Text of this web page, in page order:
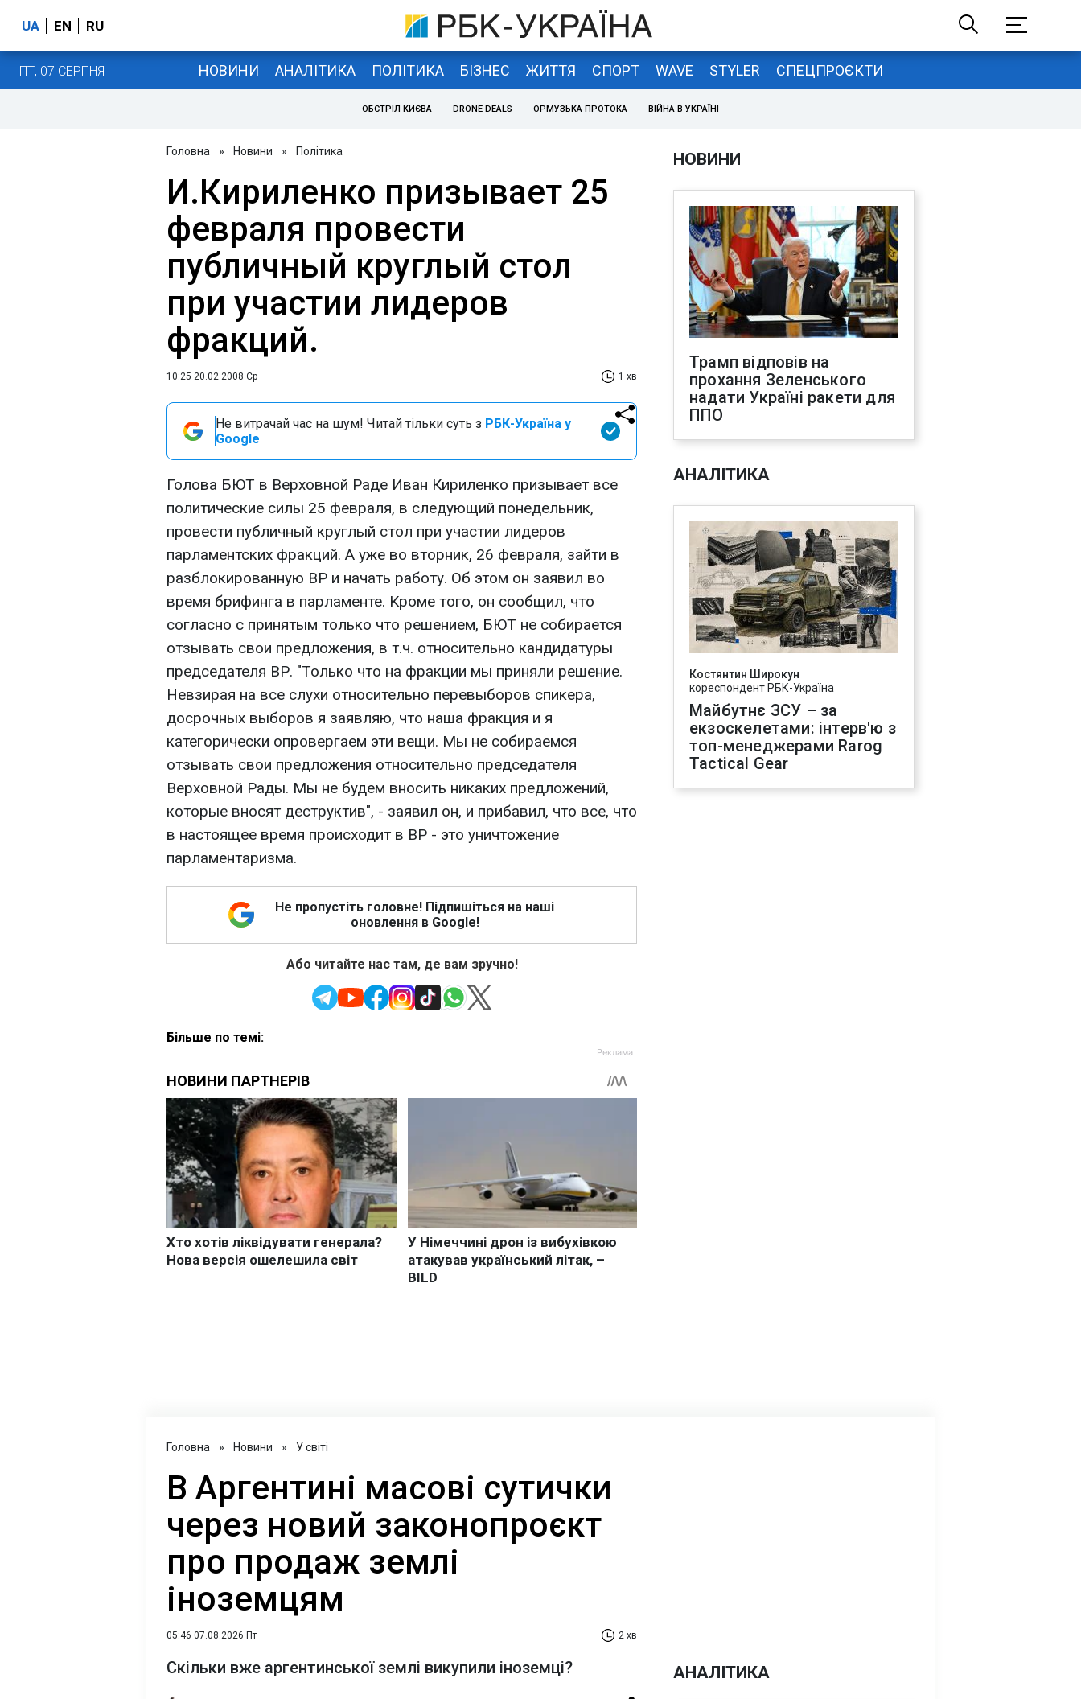
UA EN RU
ПТ, 07 СЕРПНЯ НОВИНИ АНАЛІТИКА ПОЛІТИКА БІЗНЕС ЖИТТЯ СПОРТ WAVE STYLER СПЕЦПРОЄКТИ
ОБСТРІЛ КИЄВА DRONE DEALS ОРМУЗЬКА ПРОТОКА ВІЙНА В УКРАЇНІ
Головна » Новини » Політика
И.Кириленко призывает 25
февраля провести
публичный круглый стол
при участии лидеров
фракций.
10:25 20.02.2008 Ср 1 хв
Не витрачай час на шум! Читай тільки суть з РБК-Україна у
Google
Голова БЮТ в Верховной Раде Иван Кириленко призывает все
политические силы 25 февраля, в следующий понедельник,
провести публичный круглый стол при участии лидеров
парламентских фракций. А уже во вторник, 26 февраля, зайти в
разблокированную ВР и начать работу. Об этом он заявил во
время брифинга в парламенте. Кроме того, он сообщил, что
согласно с принятым только что решением, БЮТ не собирается
отзывать свои предложения, в т.ч. относительно кандидатуры
председателя ВР. "Только что на фракции мы приняли решение.
Невзирая на все слухи относительно перевыборов спикера,
досрочных выборов я заявляю, что наша фракция и я
категорически опровергаем эти вещи. Мы не собираемся
отзывать свои предложения относительно председателя
Верховной Рады. Мы не будем вносить никаких предложений,
которые вносят деструктив", - заявил он, и прибавил, что все, что
в настоящее время происходит в ВР - это уничтожение
парламентаризма.
Не пропустіть головне! Підпишіться на наші
оновлення в Google!
Або читайте нас там, де вам зручно!
Більше по темі:
НОВИНИ
Трамп відповів на
прохання Зеленського
надати Україні ракети для
ППО
АНАЛІТИКА
Костянтин Широкун
кореспондент РБК-Україна
Майбутнє ЗСУ – за
екзоскелетами: інтерв'ю з
топ-менеджерами Rarog
Tactical Gear
Головна » Новини » У світі
В Аргентині масові сутички
через новий законопроєкт
про продаж землі
іноземцям
05:46 07.08.2026 Пт 2 хв
Скільки вже аргентинської землі викупили іноземці? АНАЛІТИКА